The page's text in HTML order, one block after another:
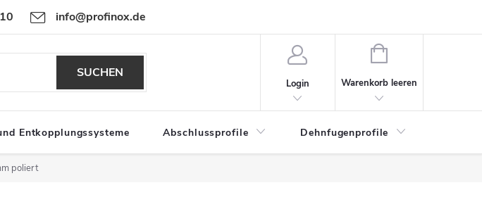
info@profinox.de
SUCHEN
Login
WARENKORB
Warenkorb leeren
Entkopplungssysteme Abschlussprofile Dehnfugenprofile
poliert